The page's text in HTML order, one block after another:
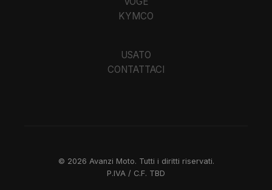
KYMCO
USATO
CONTATTACI
© 2026 Avanzi Moto. Tutti i diritti riservati.
P.IVA / C.F. TBD